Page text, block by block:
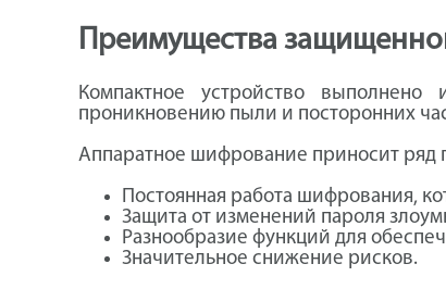
Преимущества
Компактное устройство выполнено
проникновению пыли и посторонних
Аппаратное шифрование приносит ряд
Постоянная работа шифрования,
Защита от изменений пароля
Разнообразие функций для
Значительное снижение рисков.